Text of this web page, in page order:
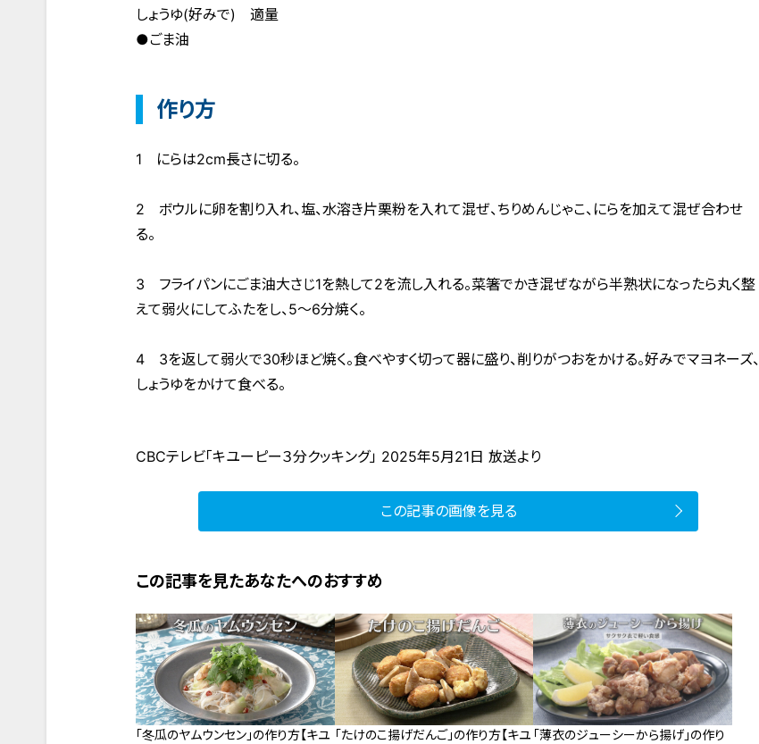
しょうゆ(好みで) 適量
●ごま油
作り方
1 にらは2cm長さに切る。
2 ボウルに卵を割り入れ、塩、水溶き片栗粉を入れて混ぜ、ちりめんじゃこ、にらを加えて混ぜ合わせ
る。
3 フライパンにごま油大さじ1を熱して2を流し入れる。菜箸でかき混ぜながら半熟状になったら丸く整
えて弱火にしてふたをし、5～6分焼く。
4 3を返して弱火で30秒ほど焼く。食べやすく切って器に盛り、削りがつおをかける。好みでマヨネーズ、
しょうゆをかけて食べる。
CBCテレビ「キユーピー３分クッキング」 2025年5月21日 放送より
この記事の画像を見る
この記事を見たあなたへのおすすめ
「冬瓜のヤムウンセン」の作り方【キユ 「たけのこ揚げだんご」の作り方【キユ 「薄衣のジューシーから揚げ」の作り